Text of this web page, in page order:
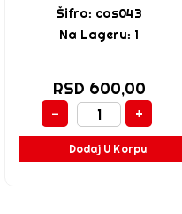
Šifra: cas043
Na Lageru: 1
RSD 600,00
-
+
Dodaj U Korpu